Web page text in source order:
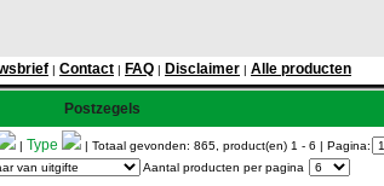
| Contact | FAQ | Disclaimer | Alle producten
Postzegels
| Type | Totaal gevonden: 865, product(en) 1 - 6 | Pagina:
Aantal producten per pagina